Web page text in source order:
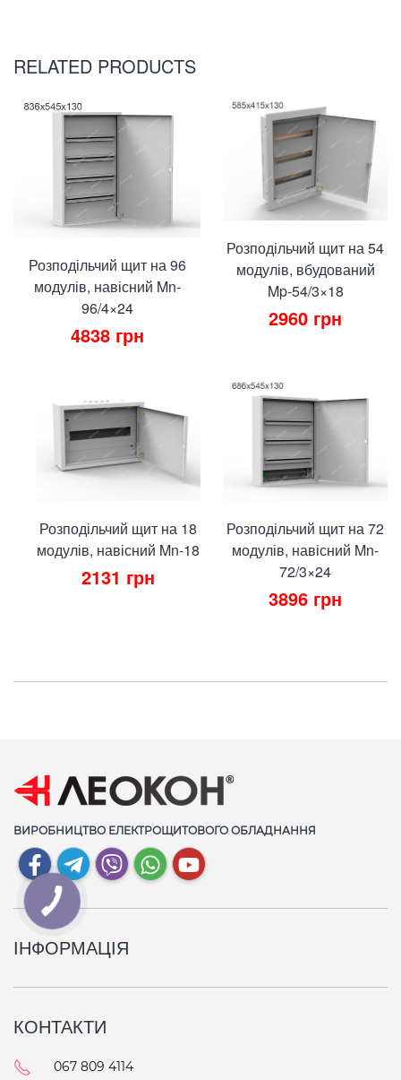
RELATED PRODUCTS
Розподільчий щит на 96
модулів, навісний Mn-
96/4×24
4838 грн
Розподільчий щит на 54
модулів, вбудований
Mp-54/3×18
2960 грн
Розподільчий щит на 18
модулів, навісний Mn-18
2131 грн
Розподільчий щит на 72
модулів, навісний Mn-
72/3×24
3896 грн
ВИРОБНИЦТВО ЕЛЕКТРОЩИТОВОГО ОБЛАДНАННЯ
ІНФОРМАЦІЯ
КОНТАКТИ
067 809 4114